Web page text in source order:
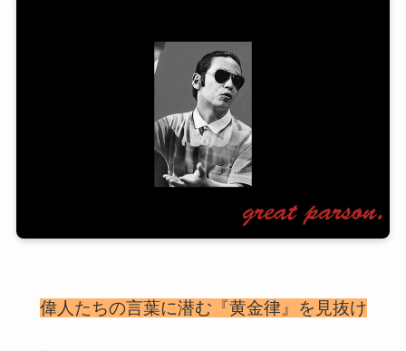
偉人たちの言葉に潜む『黄金律』を見抜け